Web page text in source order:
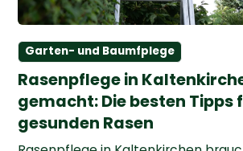
Garten- und Baumfplege
Rasenpflege in
gemacht: Die besten Tipps
gesunden Rasen